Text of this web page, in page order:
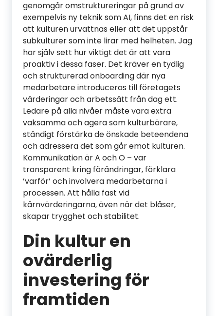
genomgår omstruktureringar på grund av
exempelvis ny teknik som AI, finns det en risk
att kulturen urvattnas eller att det uppstår
subkulturer som inte lirar med helheten. Jag
har själv sett hur viktigt det är att vara
proaktiv i dessa faser. Det kräver en tydlig
och strukturerad onboarding där nya
medarbetare introduceras till företagets
värderingar och arbetssätt från dag ett.
Ledare på alla nivåer måste vara extra
vaksamma och agera som kulturbärare,
ständigt förstärka de önskade beteendena
och adressera det som går emot kulturen.
Kommunikation är A och O – var
transparent kring förändringar, förklara
’varför’ och involvera medarbetarna i
processen. Att hålla fast vid
kärnvärderingarna, även när det blåser,
skapar trygghet och stabilitet.
Din kultur en
ovärderlig
investering för
framtiden